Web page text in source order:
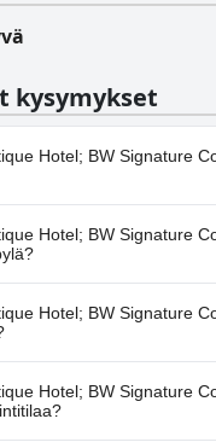
kysymykset
Hotel; BW Signature
Hotel; BW Signature
Hotel; BW Signature
Hotel; BW Signature
Hotel; BW Signature
Hotel; BW Signature
Hotel; BW Signature